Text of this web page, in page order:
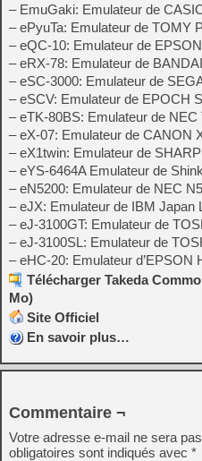
– EmuGaki: Emulateur de
– ePyuTa: Emulateur de TOMY
– eQC-10: Emulateur de
– eRX-78: Emulateur de
– eSC-3000: Emulateur de
– eSCV: Emulateur de EPOCH
– eTK-80BS: Emulateur de
– eX-07: Emulateur de CANON
– eX1twin: Emulateur de
– eYS-6464A Emulateur de
– eN5200: Emulateur de NEC
– eJX: Emulateur de IBM Japan
– eJ-3100GT: Emulateur de
– eJ-3100SL: Emulateur de
– eHC-20: Emulateur d’EPSON
Télécharger Takeda
Mo)
Site Officiel
En savoir plus…
Commentaire ¬
Votre adresse e-mail ne sera
obligatoires sont indiqués avec *